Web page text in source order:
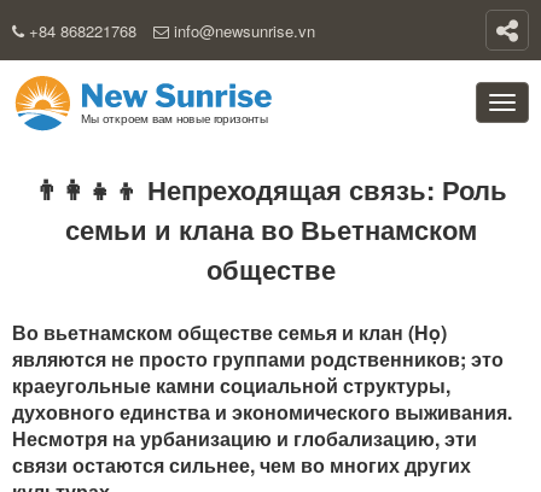
+84 868221768 info@newsunrise.vn
👨‍👩‍👧‍👦 Непреходящая связь: Роль
семьи и клана во Вьетнамском
обществе
Во вьетнамском обществе семья и клан (Họ)
являются не просто группами родственников; это
краеугольные камни социальной структуры,
духовного единства и экономического выживания.
Несмотря на урбанизацию и глобализацию, эти
связи остаются сильнее, чем во многих других